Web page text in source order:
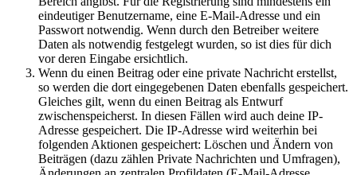
eindeutiger Benutzername, eine E-Mail-Adresse und ein
Passwort notwendig. Wenn durch den Betreiber weitere
Daten als notwendig festgelegt wurden, so ist dies für dich
vor deren Eingabe ersichtlich.
Wenn du einen Beitrag oder eine private Nachricht erstellst,
so werden die dort eingegebenen Daten ebenfalls gespeichert.
Gleiches gilt, wenn du einen Beitrag als Entwurf
zwischenspeicherst. In diesen Fällen wird auch deine IP-
Adresse gespeichert. Die IP-Adresse wird weiterhin bei
folgenden Aktionen gespeichert: Löschen und Ändern von
Beiträgen (dazu zählen Private Nachrichten und Umfragen),